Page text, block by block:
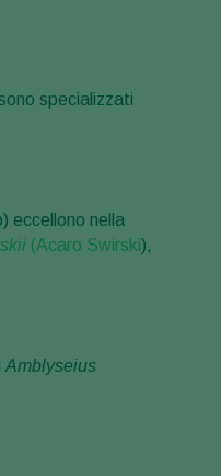
specializzati
eccellono nella
(Acaro Swirski),
Amblyseius